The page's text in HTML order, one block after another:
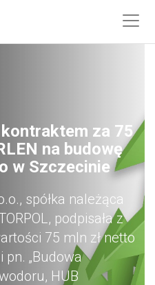
za 75
na budowę
w Szczecinie
spółka należąca
podpisała z
75 mln zł netto
„Budowa
HUB